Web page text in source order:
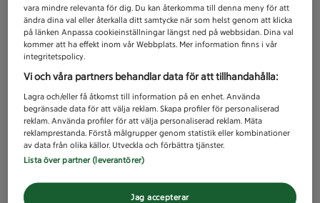
vara mindre relevanta för dig. Du kan återkomma till denna meny för att
ändra dina val eller återkalla ditt samtycke när som helst genom att klicka
på länken Anpassa cookieinställningar längst ned på webbsidan. Dina val
kommer att ha effekt inom vår Webbplats. Mer information finns i vår
integritetspolicy.
Vi och våra partners behandlar data för att tillhandahålla:
Lagra och/eller få åtkomst till information på en enhet. Använda
begränsade data för att välja reklam. Skapa profiler för personaliserad
reklam. Använda profiler för att välja personaliserad reklam. Mäta
reklamprestanda. Förstå målgrupper genom statistik eller kombinationer
av data från olika källor. Utveckla och förbättra tjänster.
Lista över partner (leverantörer)
Jag accepterar